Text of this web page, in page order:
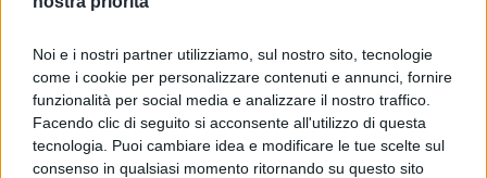
Noi e i nostri partner utilizziamo, sul nostro sito, tecnologie
come i cookie per personalizzare contenuti e annunci, fornire
funzionalità per social media e analizzare il nostro traffico.
Facendo clic di seguito si acconsente all'utilizzo di questa
tecnologia. Puoi cambiare idea e modificare le tue scelte sul
consenso in qualsiasi momento ritornando su questo sito
imputabilità decisionale e così appropriarsi dei
meriti, ma smarcandosi dagli insuccessi.
La stroncatura di Montezemolo
L’ipotesi di lavoro prospettata da Conte è stata